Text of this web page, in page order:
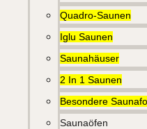
Quadro-Saunen
Iglu Saunen
Saunahäuser
2 In 1 Saunen
Besondere
Saunaöfen